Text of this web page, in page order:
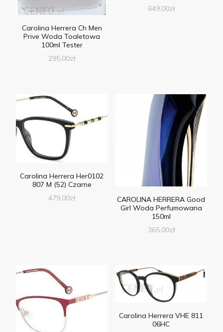
Carolina Herrera Ch Men
Prive Woda Toaletowa
100ml Tester
295,00zł
649,00zł
Carolina Herrera Her0102
807 M (52) Czarne
479,00zł
CAROLINA HERRERA Good
Girl Woda Perfumowana
150ml
365,00zł
Carolina Herrera VHE 811
06HC